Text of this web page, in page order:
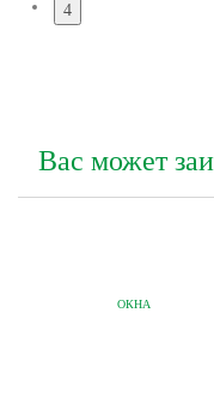
4
Вас может
ОКНА